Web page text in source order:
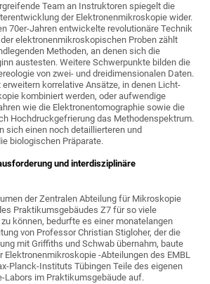
Team an Instruktoren spiegelt die
der Elektronenmikroskopie wider.
70er-Jahren entwickelte revolutionäre Technik
elektronenmikroskopischen Proben zählt
Methoden, an denen sich die
austesten. Weitere Schwerpunkte bilden die
von zwei- und dreidimensionalen Daten.
erweitern korrelative Ansätze, in denen Licht-
kombiniert werden, oder aufwendige
wie die Elektronentomographie sowie die
Hochdruckgefrierung das Methodenspektrum.
sich einen noch detaillierteren und
biologischen Präparate.
und interdisziplinäre
der Zentralen Abteilung für Mikroskopie
Praktikumsgebäudes Z7 für so viele
können, bedurfte es einer monatelangen
von Professor Christian Stigloher, der die
mit Griffiths und Schwab übernahm, baute
Elektronenmikroskopie -Abteilungen des EMBL
Planck-Instituts Tübingen Teile des eigenen
Labors im Praktikumsgebäude auf.